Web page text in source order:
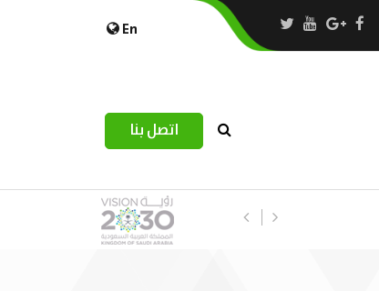
En
اتصل بنا
استبيان مرصد التحديات اللوجستية